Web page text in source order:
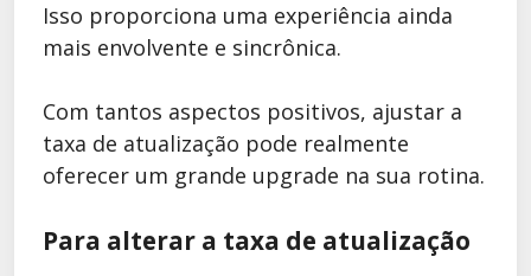
Isso proporciona uma experiência ainda
mais envolvente e sincrônica.
Com tantos aspectos positivos, ajustar a
taxa de atualização pode realmente
oferecer um grande upgrade na sua rotina.
Para alterar a taxa de atualização